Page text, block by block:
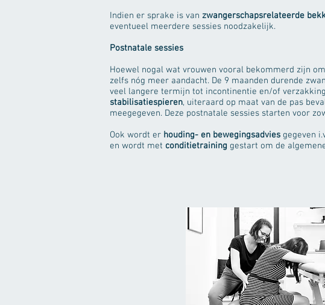
Indien er sprake is van zwangerschapsrelateerde
eventueel meerdere sessies noodzakelijk.
Postnatale sessies
Hoewel nogal wat vrouwen vooral bekommerd zijn
zelfs nóg meer aandacht. De 9 maanden durende
veel langere termijn tot incontinentie en/of
stabilisatiespieren, uiteraard op maat van de pas
meegegeven. Deze postnatale sessies starten voor
Ook wordt er houding- en bewegingsadvies gegeven
en wordt met conditietraining gestart om de